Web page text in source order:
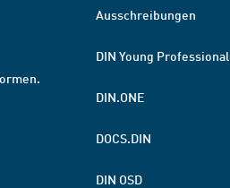
Ausschreibungen
DIN Young
DIN.ONE
DOCS.DIN
DIN OSD